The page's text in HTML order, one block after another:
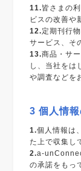
11.皆さまの
ビスの改善や
12.定期刊行
サービス、そ
13.商品・サ
し、当社をは
や調査などを
3 個人情
1.個人情報は
た上で収集し
2.a-
の承諾をもっ